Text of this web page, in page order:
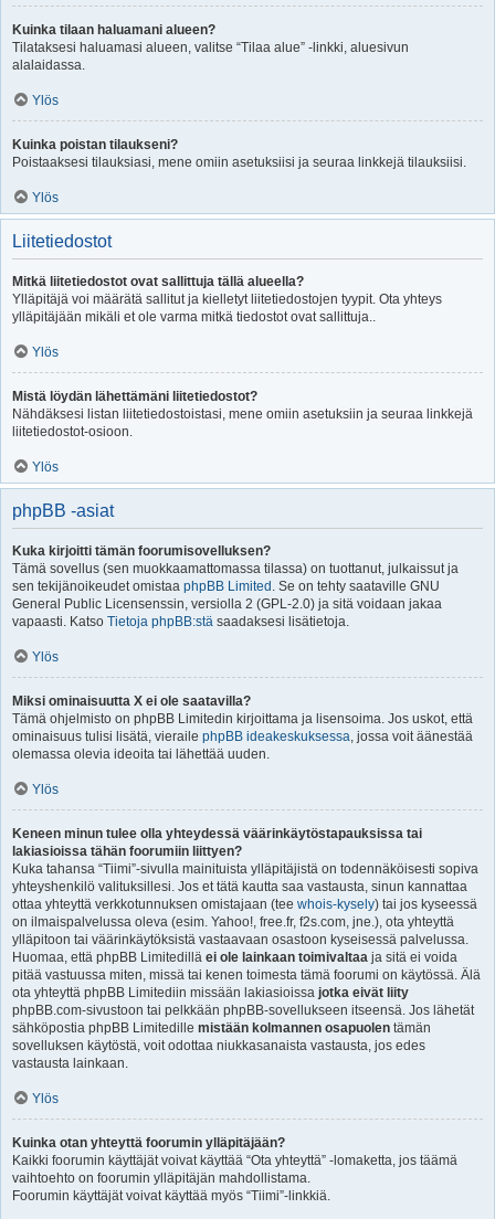
Kuinka tilaan haluamani alueen?
Tilataksesi haluamasi alueen, valitse “Tilaa alue” -linkki, aluesivun
alalaidassa.
Ylös
Kuinka poistan tilaukseni?
Poistaaksesi tilauksiasi, mene omiin asetuksiisi ja seuraa linkkejä tilauksiisi.
Ylös
Liitetiedostot
Mitkä liitetiedostot ovat sallittuja tällä alueella?
Ylläpitäjä voi määrätä sallitut ja kielletyt liitetiedostojen tyypit. Ota yhteys
ylläpitäjään mikäli et ole varma mitkä tiedostot ovat sallittuja..
Ylös
Mistä löydän lähettämäni liitetiedostot?
Nähdäksesi listan liitetiedostoistasi, mene omiin asetuksiin ja seuraa linkkejä
liitetiedostot-osioon.
Ylös
phpBB -asiat
Kuka kirjoitti tämän foorumisovelluksen?
Tämä sovellus (sen muokkaamattomassa tilassa) on tuottanut, julkaissut ja
sen tekijänoikeudet omistaa phpBB Limited . Se on tehty saataville GNU
General Public Licensenssin, versiolla 2 (GPL-2.0) ja sitä voidaan jakaa
vapaasti. Katso Tietoja phpBB:stä saadaksesi lisätietoja.
Ylös
Miksi ominaisuutta X ei ole saatavilla?
Tämä ohjelmisto on phpBB Limitedin kirjoittama ja lisensoima. Jos uskot, että
ominaisuus tulisi lisätä, vieraile phpBB ideakeskuksessa, jossa voit äänestää
olemassa olevia ideoita tai lähettää uuden.
Ylös
Keneen minun tulee olla yhteydessä väärinkäytöstapauksissa tai
lakiasioissa tähän foorumiin liittyen?
Kuka tahansa “Tiimi”-sivulla mainituista ylläpitäjistä on todennäköisesti sopiva
yhteyshenkilö valituksillesi. Jos et tätä kautta saa vastausta, sinun kannattaa
ottaa yhteyttä verkkotunnuksen omistajaan (tee whois-kysely) tai jos kyseessä
on ilmaispalvelussa oleva (esim. Yahoo!, free.fr, f2s.com, jne.), ota yhteyttä
ylläpitoon tai väärinkäytöksistä vastaavaan osastoon kyseisessä palvelussa.
Huomaa, että phpBB Limitedillä ei ole lainkaan toimivaltaa ja sitä ei voida
pitää vastuussa miten, missä tai kenen toimesta tämä foorumi on käytössä. Älä
ota yhteyttä phpBB Limitediin missään lakiasioissa jotka eivät liity
phpBB.com-sivustoon tai pelkkään phpBB-sovellukseen itseensä. Jos lähetät
sähköpostia phpBB Limitedille mistään kolmannen osapuolen tämän
sovelluksen käytöstä, voit odottaa niukkasanaista vastausta, jos edes
vastausta lainkaan.
Ylös
Kuinka otan yhteyttä foorumin ylläpitäjään?
Kaikki foorumin käyttäjät voivat käyttää “Ota yhteyttä” -lomaketta, jos täämä
vaihtoehto on foorumin ylläpitäjän mahdollistama.
Foorumin käyttäjät voivat käyttää myös “Tiimi”-linkkiä.